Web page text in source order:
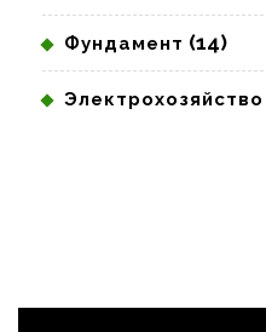
Фундамент (14)
Электрохозяйство